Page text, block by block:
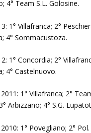
4° Team S.L. Golosine.
1° Villafranca; 2°
4° Sommacustoza.
1° Concordia; 2°
4° Castelnuovo.
1° Villafranca; 2°
Arbizzano; 4° S.G.
1° Povegliano; 2° Pol.